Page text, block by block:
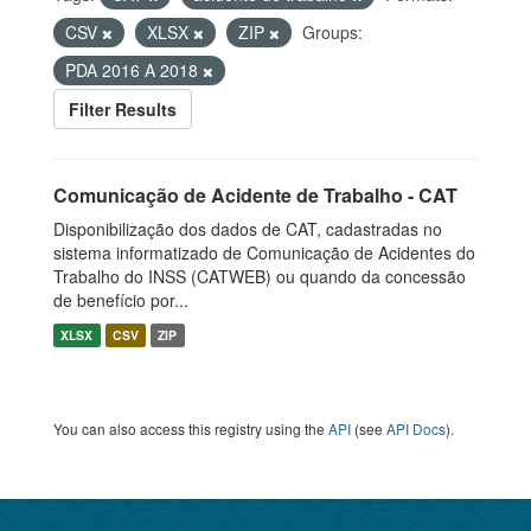
CSV
XLSX ZIP
Groups:
PDA 2016 A 2018
Filter Results
Comunicação de Acidente de Trabalho - CAT
Disponibilização dos dados de CAT, cadastradas no
sistema informatizado de Comunicação de Acidentes do
Trabalho do INSS (CATWEB) ou quando da concessão
de benefício por...
XLSX CSV ZIP
You can also access this registry using the API (see API Docs).